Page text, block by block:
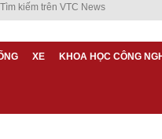
XE KHOA HỌC CÔNG